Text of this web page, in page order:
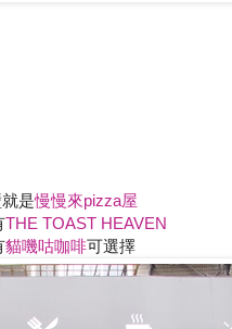
是慢慢來pizza屋
THE TOAST HEAVEN
貓嘰咕咖啡可選擇